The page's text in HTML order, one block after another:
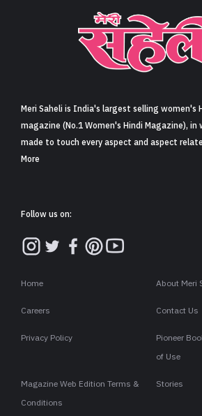
टीनएज बच्चों को पता होने चाहिए लाइफ
Should Know These Life Lessons)
कहते हैं ठोकर लगने के बाद इंसान सब सीख जाता है
हलके में लेते हैं. इस लेख में हम ज़िंदगी के उन सबक के
सीखने की ज़रूरत है आजकल की जेन जी को है.
सिर्फ़ एंजॉयमेंट, फूल ऑन मस्ती,
पर रखकर रिस्क उठाना. कॉलेज में
पार्टीज, दादागिरी और गुंडागर्दी
हरकतों का असर न सिर्फ़ उनके
ग़लत आदतों से लाइफ और सेहत दोनों